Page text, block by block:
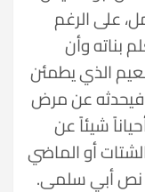
على الرغم
بناته وأن
الذي يطمئن
فيحدثه عن مرض
شيئاً عن
أو الماضي
نص أبي سلمى.